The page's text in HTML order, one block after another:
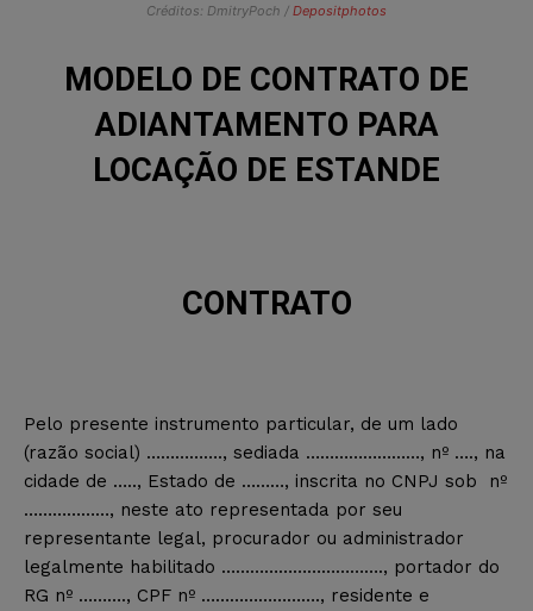
Créditos: DmitryPoch / Depositphotos
MODELO DE CONTRATO DE
ADIANTAMENTO PARA
LOCAÇÃO DE ESTANDE
CONTRATO
Pelo presente instrumento particular, de um lado
(razão social) ……………., sediada ……………………, nº …., na
cidade de ….., Estado de ………, inscrita no CNPJ sob nº
………………, neste ato representada por seu
representante legal, procurador ou administrador
legalmente habilitado ……………………………., portador do
RG nº ………., CPF nº ……………………., residente e